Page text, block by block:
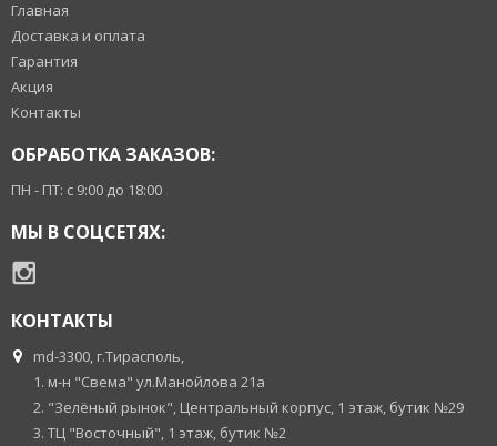
Главная
Доставка и оплата
Гарантия
Акция
Контакты
ОБРАБОТКА ЗАКАЗОВ:
ПН - ПТ: с 9:00 до 18:00
МЫ В СОЦСЕТЯХ:
КОНТАКТЫ
md-3300, г.Тирасполь,
1. м-н "Свема" ул.Манойлова 21а
2. "Зелёный рынок", Центральный корпус, 1 этаж, бутик №29
3. ТЦ "Восточный", 1 этаж, бутик №2